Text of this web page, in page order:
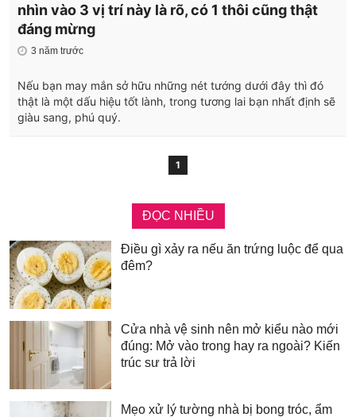
nhìn vào 3 vị trí này là rõ, có 1 thôi cũng thật
đáng mừng
3 năm trước
Nếu bạn may mắn sở hữu những nét tướng dưới đây thì đó
thật là một dấu hiệu tốt lành, trong tương lai bạn nhất định sẽ
giàu sang, phú quý.
1
ĐỌC NHIỀU
Điều gì xảy ra nếu ăn trứng luộc để qua
đêm?
Cửa nhà vệ sinh nên mở kiểu nào mới
đúng: Mở vào trong hay ra ngoài? Kiến
trúc sư trả lời
Mẹo xử lý tường nhà bị bong tróc, ẩm